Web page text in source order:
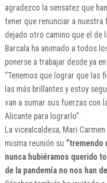
agradezco la sensatez que
tener que renunciar a nuestra
dejado otro camino que el de
Barcala ha animado a todos
ponerse a trabajar desde ya
“Tenemos que lograr que las
las más brillantes y estoy
van a sumar sus fuerzas con
Alicante para lograrlo”.
La vicealcaldesa, Mari
misma reunión su “tremendo
nunca hubiéramos querido
de la pandemía no nos han